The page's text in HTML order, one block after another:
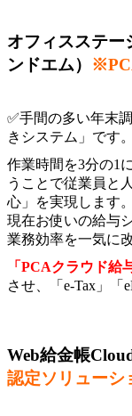
オフィスステー
ンドエム）
✅手間の多い年末
きシステム」 です。
作業時間を3分の1
うことで従業員と
心」を実現します。
現在お使いの給与
業務効率を一気に
「PCAクラウド給
させ、「e-Tax」「
Web給金帳
認定ソリューシ